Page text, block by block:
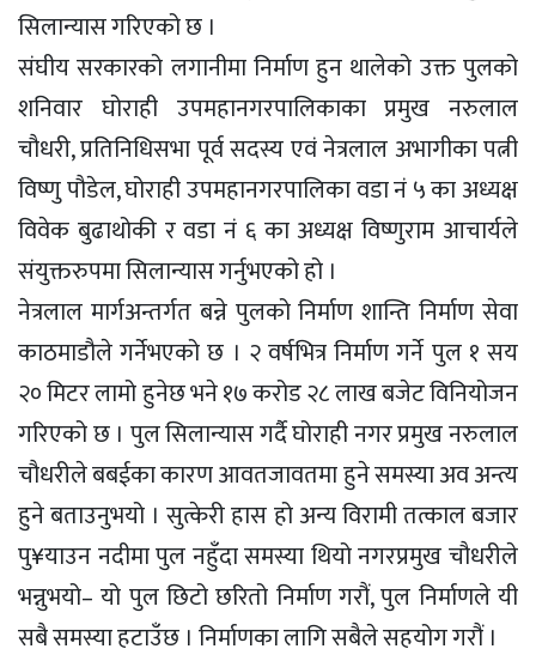
सिलान्यास गरिएको छ ।
संघीय सरकारको लगानीमा निर्माण हुन थालेको उक्त पुलको
शनिवार घोराही उपमहानगरपालिकाका प्रमुख नरुलाल
चौधरी, प्रतिनिधिसभा पूर्व सदस्य एवं नेत्रलाल अभागीका पत्नी
विष्णु पौडेल, घोराही उपमहानगरपालिका वडा नं ५ का अध्यक्ष
विवेक बुढाथोकी र वडा नं ६ का अध्यक्ष विष्णुराम आचार्यले
संयुक्तरुपमा सिलान्यास गर्नुभएको हो ।
नेत्रलाल मार्गअन्तर्गत बन्ने पुलको निर्माण शान्ति निर्माण सेवा
काठमाडौले गर्नेभएको छ । २ वर्षभित्र निर्माण गर्ने पुल १ सय
२० मिटर लामो हुनेछ भने १७ करोड २८ लाख बजेट विनियोजन
गरिएको छ । पुल सिलान्यास गर्दै घोराही नगर प्रमुख नरुलाल
चौधरीले बबईका कारण आवतजावतमा हुने समस्या अव अन्त्य
हुने बताउनुभयो । सुत्केरी हास हो अन्य विरामी तत्काल बजार
पु¥याउन नदीमा पुल नहुँदा समस्या थियो नगरप्रमुख चौधरीले
भन्नुभयो– यो पुल छिटो छरितो निर्माण गरौं, पुल निर्माणले यी
सबै समस्या हटाउँछ । निर्माणका लागि सबैले सहयोग गरौं ।